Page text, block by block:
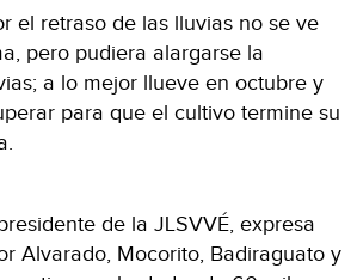
el retraso de las lluvias no se ve
pero pudiera alargarse la
a lo mejor llueve en octubre y
para que el cultivo termine su
de la JLSVVÉ, expresa
Alvarado, Mocorito, Badiraguato y